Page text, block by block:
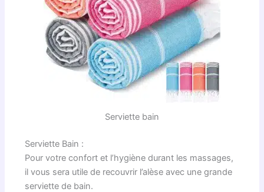
Serviette bain
Serviette Bain :
Pour votre confort et l’hygiène durant les massages,
il vous sera utile de recouvrir l’alèse avec une grande
serviette de bain.